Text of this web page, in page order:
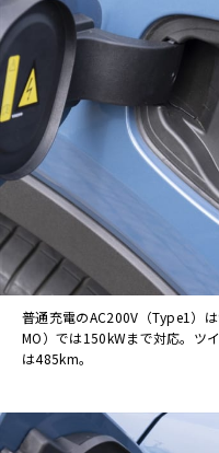
普通充電のAC200V（Type1）
MO）では150kWまで対応。ツ
は485km。